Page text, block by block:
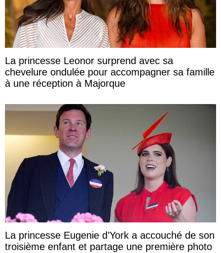
La princesse Leonor surprend avec sa
chevelure ondulée pour accompagner sa famille
à une réception à Majorque
La princesse Eugenie d’York a accouché de son
troisième enfant et partage une première photo